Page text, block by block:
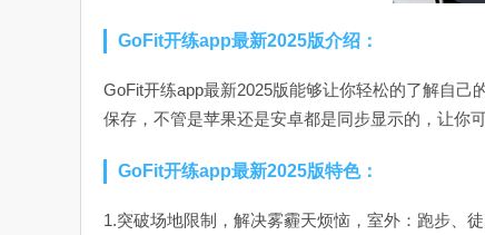
GoFit开练app最新2025版介绍：
GoFit开练app最新2025版能够让你轻松的了解自
保存，不管是苹果还是安卓都是同步显示的，让你
GoFit开练app最新2025版特色：
1.突破场地限制，解决雾霾天烦恼，室外：跑步、徒